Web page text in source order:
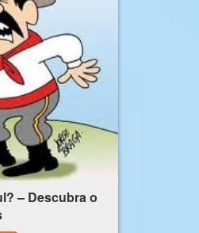
– Descubra o